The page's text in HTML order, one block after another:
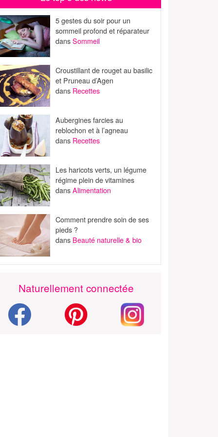
5 gestes du soir pour un
sommeil profond et réparateur
dansSommeil
Croustillant de rouget au basilic
et Pruneau d’Agen
dans Recettes
Aubergines farcies au
reblochon et à l’agneau
dans Recettes
Les haricots verts, un légume
régime plein de vitamines
dansAlimentation
Comment prendre soin de ses
pieds ?
dans Beauté naturelle & bio
Naturellement connectée